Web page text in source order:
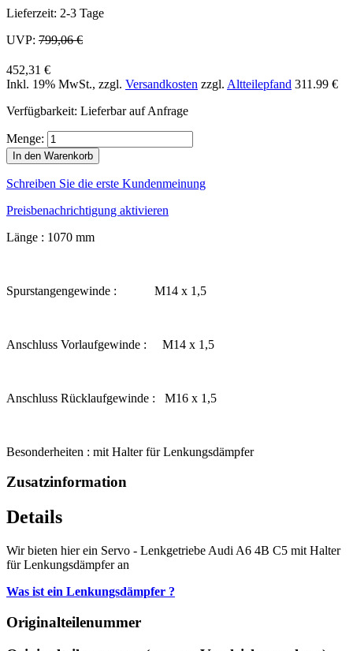
Lieferzeit: 2-3 Tage
UVP: 799,06 €
452,31 €
Inkl. 19% MwSt., zzgl. Versandkosten zzgl. Altteilepfand 311.99 €
Verfügbarkeit: Lieferbar auf Anfrage
Menge:
In den Warenkorb
Schreiben Sie die erste Kundenmeinung
Preisbenachrichtigung aktivieren
Länge : 1070 mm
Spurstangengewinde : M14 x 1,5
Anschluss Vorlaufgewinde : M14 x 1,5
Anschluss Rücklaufgewinde : M16 x 1,5
Besonderheiten : mit Halter für Lenkungsdämpfer
Zusatzinformation
Details
Wir bieten hier ein Servo - Lenkgetriebe Audi A6 4B C5 mit Halter
für Lenkungsdämpfer an
Was ist ein Lenkungsdämpfer ?
Originalteilenummer